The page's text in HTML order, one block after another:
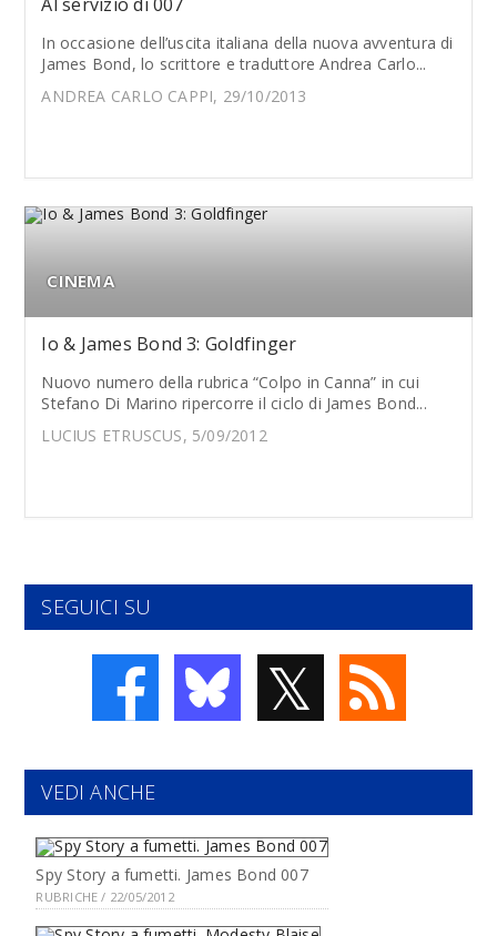
In occasione dell’uscita italiana della nuova avventura di
James Bond, lo scrittore e traduttore Andrea Carlo...
ANDREA CARLO CAPPI, 29/10/2013
CINEMA
Io & James Bond 3: Goldfinger
Nuovo numero della rubrica “Colpo in Canna” in cui
Stefano Di Marino ripercorre il ciclo di James Bond...
LUCIUS ETRUSCUS, 5/09/2012
SEGUICI SU
𝕏
VEDI ANCHE
Spy Story a fumetti. James Bond 007
RUBRICHE / 22/05/2012